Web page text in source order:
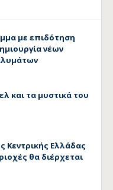
με επιδότηση
νέων
και τα μυστικά του
Κεντρικής Ελλάδας
θα διέρχεται